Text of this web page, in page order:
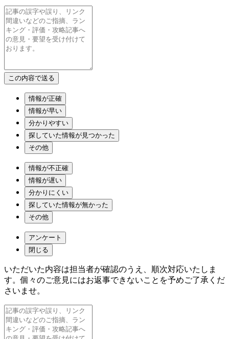
情報が正確
情報が早い
分かりやすい
探していた情報が見つかった
その他
情報が不正確
情報が遅い
分かりにくい
探していた情報が無かった
その他
アンケート
閉じる
いただいた内容は担当者が確認のうえ、順次対応いたしま
す。個々のご意見にはお返事できないことを予めご了承くだ
さいませ。